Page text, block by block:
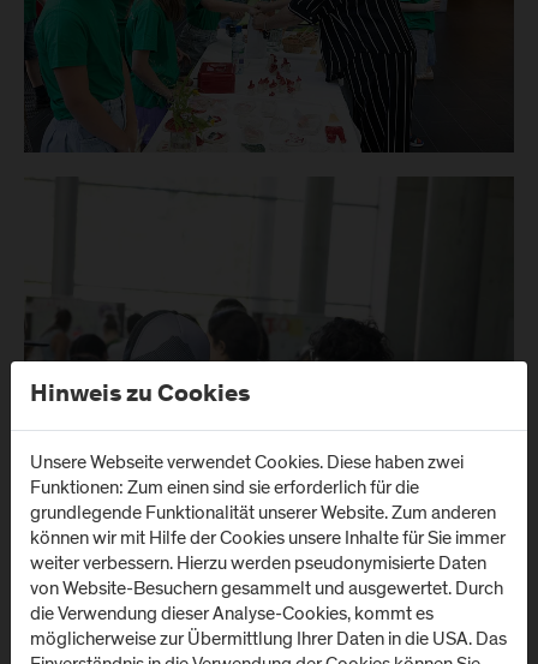
Hinweis zu Cookies
Unsere Webseite verwendet Cookies. Diese haben zwei
Funktionen: Zum einen sind sie erforderlich für die
grundlegende Funktionalität unserer Website. Zum anderen
können wir mit Hilfe der Cookies unsere Inhalte für Sie immer
weiter verbessern. Hierzu werden pseudonymisierte Daten
von Website-Besuchern gesammelt und ausgewertet. Durch
die Verwendung dieser Analyse-Cookies, kommt es
möglicherweise zur Übermittlung Ihrer Daten in die USA. Das